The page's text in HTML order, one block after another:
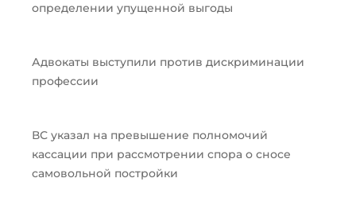
определении упущенной выгоды
Адвокаты выступили против дискриминации
профессии
ВС указал на превышение полномочий
кассации при рассмотрении спора о сносе
самовольной постройки